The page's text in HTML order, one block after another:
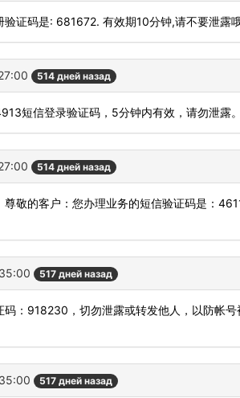
验证码是: 681672. 有效期10分钟,请不要泄露
514 дней назад
短信登录验证码，5分钟内有效，请勿泄露。
514 дней назад
尊敬的客户：您办理业务的短信验证码是：
517 дней назад
码：918230，切勿泄露或转发他人，以防帐
517 дней назад